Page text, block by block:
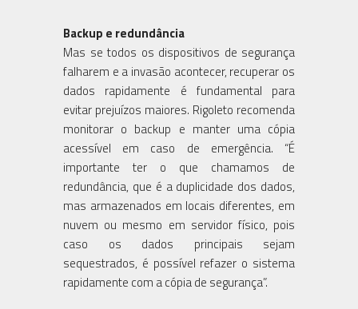
Backup e redundância
Mas se todos os dispositivos de segurança
falharem e a invasão acontecer, recuperar os
dados rapidamente é fundamental para
evitar prejuízos maiores. Rigoleto recomenda
monitorar o backup e manter uma cópia
acessível em caso de emergência. “É
importante ter o que chamamos de
redundância, que é a duplicidade dos dados,
mas armazenados em locais diferentes, em
nuvem ou mesmo em servidor físico, pois
caso os dados principais sejam
sequestrados, é possível refazer o sistema
rapidamente com a cópia de segurança”.